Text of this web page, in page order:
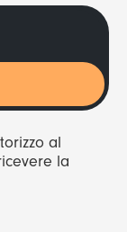
al
la